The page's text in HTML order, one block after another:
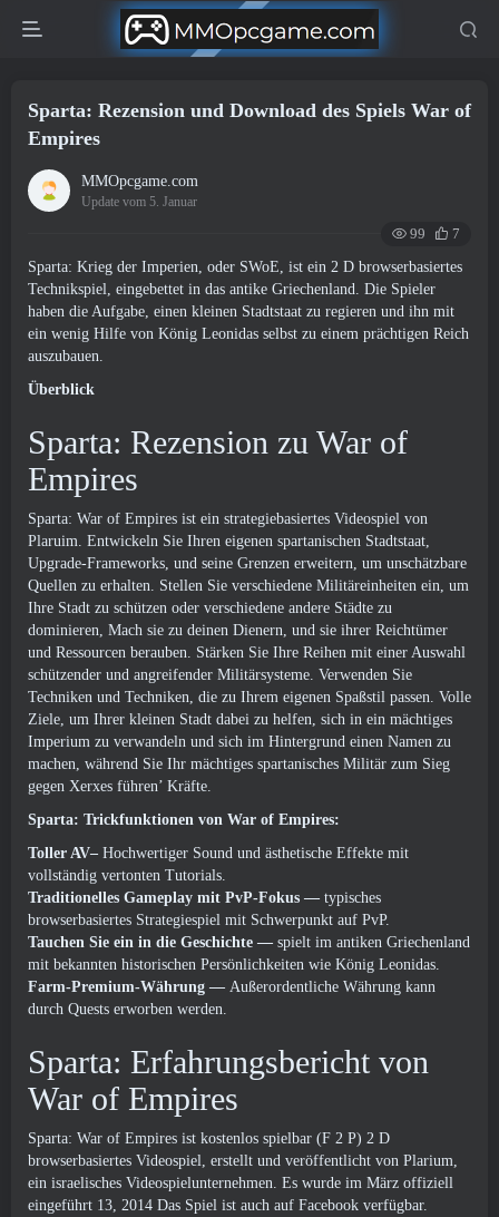
Sparta: Rezension und Download des Spiels War of
Empires
MMOpcgame.com
Update vom 5. Januar
99
7
Sparta: Krieg der Imperien, oder SWoE, ist ein 2 D browserbasiertes
Technikspiel, eingebettet in das antike Griechenland. Die Spieler
haben die Aufgabe, einen kleinen Stadtstaat zu regieren und ihn mit
ein wenig Hilfe von König Leonidas selbst zu einem prächtigen Reich
auszubauen.
Überblick
Sparta: Rezension zu War of
Empires
Sparta: War of Empires ist ein strategiebasiertes Videospiel von
Plaruim. Entwickeln Sie Ihren eigenen spartanischen Stadtstaat,
Upgrade-Frameworks, und seine Grenzen erweitern, um unschätzbare
Quellen zu erhalten. Stellen Sie verschiedene Militäreinheiten ein, um
Ihre Stadt zu schützen oder verschiedene andere Städte zu
dominieren, Mach sie zu deinen Dienern, und sie ihrer Reichtümer
und Ressourcen berauben. Stärken Sie Ihre Reihen mit einer Auswahl
schützender und angreifender Militärsysteme. Verwenden Sie
Techniken und Techniken, die zu Ihrem eigenen Spaßstil passen. Volle
Ziele, um Ihrer kleinen Stadt dabei zu helfen, sich in ein mächtiges
Imperium zu verwandeln und sich im Hintergrund einen Namen zu
machen, während Sie Ihr mächtiges spartanisches Militär zum Sieg
gegen Xerxes führen’ Kräfte.
Sparta: Trickfunktionen von War of Empires:
Toller AV– Hochwertiger Sound und ästhetische Effekte mit
vollständig vertonten Tutorials.
Traditionelles Gameplay mit PvP-Fokus — typisches
browserbasiertes Strategiespiel mit Schwerpunkt auf PvP.
Tauchen Sie ein in die Geschichte — spielt im antiken Griechenland
mit bekannten historischen Persönlichkeiten wie König Leonidas.
Farm-Premium-Währung — Außerordentliche Währung kann
durch Quests erworben werden.
Sparta: Erfahrungsbericht von
War of Empires
Sparta: War of Empires ist kostenlos spielbar (F 2 P) 2 D
browserbasiertes Videospiel, erstellt und veröffentlicht von Plarium,
ein israelisches Videospielunternehmen. Es wurde im März offiziell
eingeführt 13, 2014 Das Spiel ist auch auf Facebook verfügbar.